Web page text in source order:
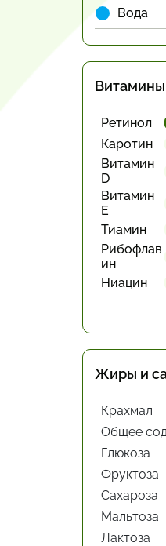
Вода
Витамины
Ретинол
Каротин
Витамин
D
Витамин
Е
Тиамин
Рибофлав
ин
Ниацин
Жиры и
Крахмал
Общее
Глюкоза
Фруктоза
Сахароза
Мальтоза
Лактоза